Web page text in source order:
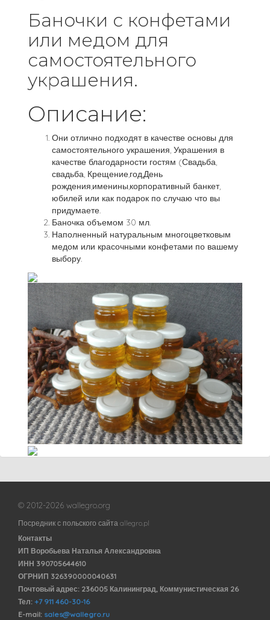
Баночки с конфетами
или медом для
самостоятельного
украшения.
Описание:
Они отлично подходят в качестве основы для
самостоятельного украшения, Украшения в
качестве благодарности гостям (Свадьба,
свадьба, Крещение,год,День
рождения,именины,корпоративный банкет,
юбилей или как подарок по случаю что вы
придумаете.
Баночка объемом 30 мл.
Наполненный натуральным многоцветковым
медом или красочными конфетами по вашему
выбору.
© 2012-2026 wallegro.org
Посредник с польского сайта allegro.pl
Контакты
ИП Воробьева Наталья Александровна
ИНН 390705644610
ОГРНИП 326390000040631
Почтовый адрес: 236005 Калининград, Коммунистическая 26
Тел: +7 911 460-30-16
E-mail: sales@wallegro.ru